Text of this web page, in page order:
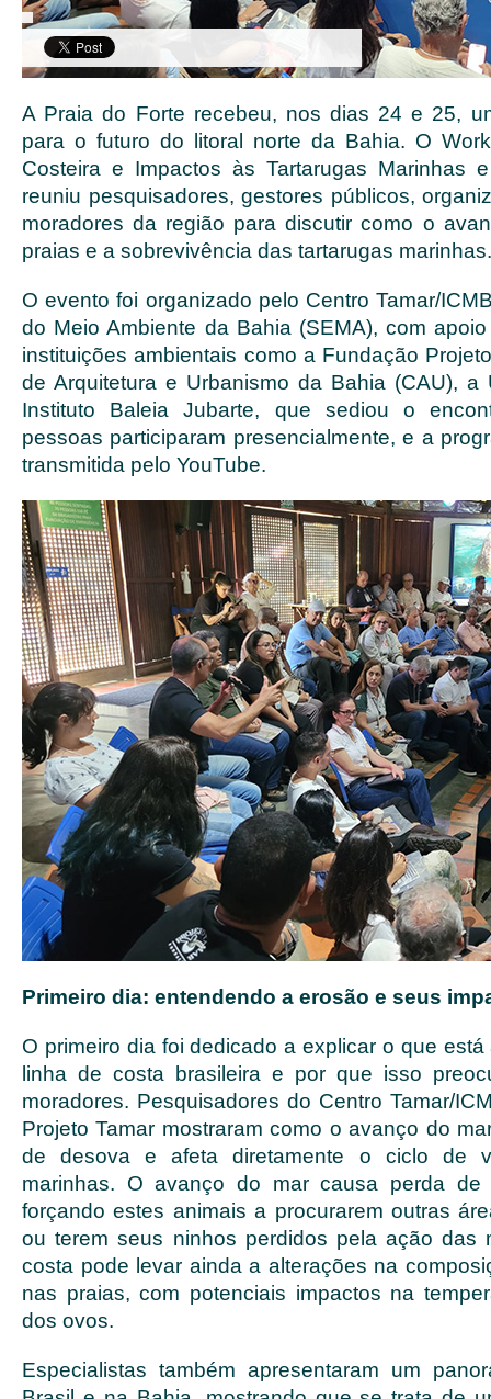
A Praia do Forte recebeu, nos dias 24 e 25,
para o futuro do litoral norte da Bahia. O
Costeira e Impactos às Tartarugas Marinhas
reuniu pesquisadores, gestores públicos,
moradores da região para discutir como o
praias e a sobrevivência das tartarugas marinhas.
O evento foi organizado pelo Centro Tamar/
do Meio Ambiente da Bahia (SEMA), com
instituições ambientais como a Fundação
de Arquitetura e Urbanismo da Bahia (CAU),
Instituto Baleia Jubarte, que sediou o
pessoas participaram presencialmente, e a
transmitida pelo YouTube.
Primeiro dia: entendendo a erosão e seus
O primeiro dia foi dedicado a explicar o que
linha de costa brasileira e por que isso
moradores. Pesquisadores do Centro Tamar/
Projeto Tamar mostraram como o avanço do
de desova e afeta diretamente o ciclo de
marinhas. O avanço do mar causa perda de
forçando estes animais a procurarem outras
ou terem seus ninhos perdidos pela ação das
costa pode levar ainda a alterações na
nas praias, com potenciais impactos na
dos ovos.
Especialistas também apresentaram um